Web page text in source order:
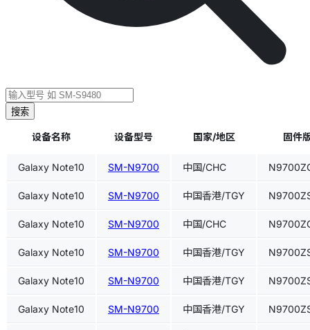
搜索
设备名称 设备型号 国家/地区 固件
Galaxy Note10 SM-N9700 中国/CHC
Galaxy Note10 SM-N9700 中国香港/TGY
Galaxy Note10 SM-N9700 中国/CHC
Galaxy Note10 SM-N9700 中国香港/TGY
Galaxy Note10 SM-N9700 中国香港/TGY
Galaxy Note10 SM-N9700 中国香港/TGY